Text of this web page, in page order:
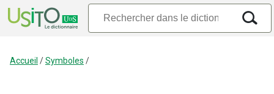
Accueil /Symboles /